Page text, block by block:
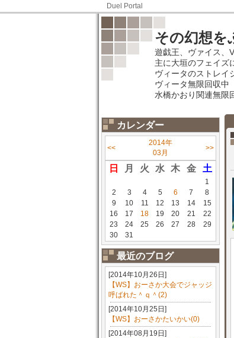
Duel Portal
その幻想を
遊戯王、ヴァイス、
主に大垣のフェイズ
ヴィータのストレイ
ヴィータ無限回収中
水橋かおり関連無限
カレンダー
<<
2014年
03月
>>
日 月 火 水 木 金 土
1
2
3 4 5 6 7
8
9
10 11 12 13 14
15
16
17 18 19 20 21
22
23
24 25 26 27 28
29
30
31
最近のブログ
[2014年10月26日]
【WS】おーさか大会でジャッジ
呼ばれた＾ｑ＾(2)
[2014年10月25日]
【WS】おーさかたいかい(0)
[2014年08月19日]